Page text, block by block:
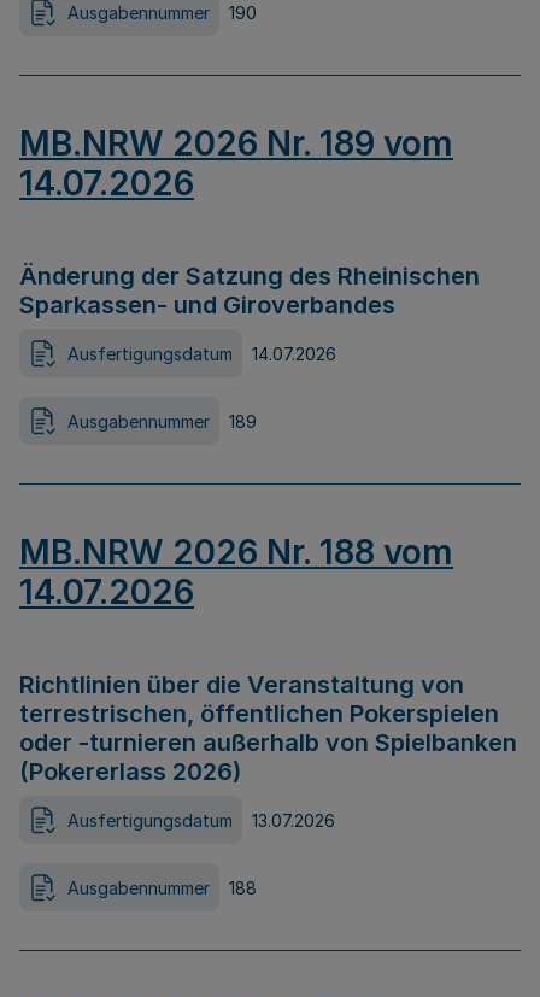
Ausgabennummer 190
MB.NRW 2026 Nr. 189 vom
14.07.2026
Änderung der Satzung des Rheinischen
Sparkassen- und Giroverbandes
Ausfertigungsdatum 14.07.2026
Ausgabennummer 189
MB.NRW 2026 Nr. 188 vom
14.07.2026
Richtlinien über die Veranstaltung von
terrestrischen, öffentlichen Pokerspielen
oder -turnieren außerhalb von Spielbanken
(Pokererlass 2026)
Ausfertigungsdatum 13.07.2026
Ausgabennummer 188